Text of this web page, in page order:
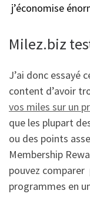
j’économise
Milez.biz
J’ai donc essayé
content d’avoir
vos miles sur un
que les plupart
ou des points
Membership
pouvez comparer
programmes en